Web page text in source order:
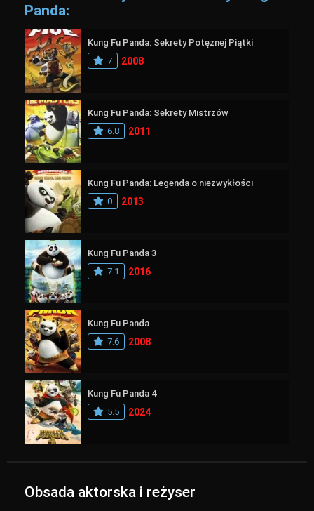
Panda:
Kung Fu Panda: Sekrety Potężnej Piątki
7
2008
Kung Fu Panda: Sekrety Mistrzów
6.8
2011
Kung Fu Panda: Legenda o niezwykłości
0
2013
Kung Fu Panda 3
7.1
2016
Kung Fu Panda
7.6
2008
Kung Fu Panda 4
5.5
2024
Obsada aktorska i reżyser